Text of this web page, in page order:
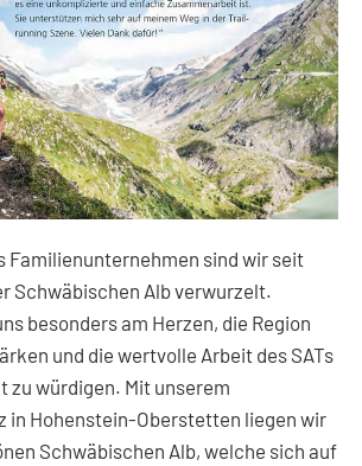
Familienunternehmen sind wir seit
Schwäbischen Alb verwurzelt.
besonders am Herzen, die Region
und die wertvolle Arbeit des SATs
zu würdigen. Mit unserem
in Hohenstein-Oberstetten liegen wir
Schwäbischen Alb, welche sich auf